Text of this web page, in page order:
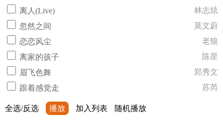
离人(Live)
林志炫
忽然之间
莫文蔚
恋恋风尘
老狼
离家的孩子
陈星
眉飞色舞
郑秀文
跟着感觉走
苏芮
全选/反选 播放 加入列表 随机播放